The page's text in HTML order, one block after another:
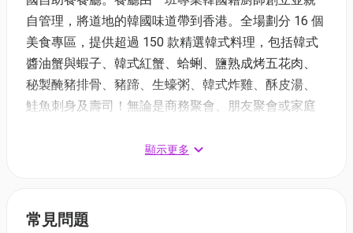
自管理，將道地的韓國味道帶到香港。全場劃分 16 個
美食專區，提供超過 150 款精選韓式料理，包括韓式
醬油蟹與蝦子、韓式紅蟹、蛤蜊、鹽熟成烤五花肉、
秘製醃豬排骨、豬蹄、生蠔粥、韓式炸雞、酥皮湯、
鮭魚刺身及壽司！無論是商務聚會、朋友聚會或家庭
📅銷售日期：2026年8月3日 11:00 至 2026年8月9日
顯示更多
常見問題